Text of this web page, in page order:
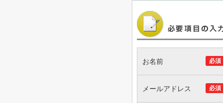
必須
お名前
必須
メールアドレス